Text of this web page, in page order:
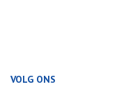
VOLG ONS